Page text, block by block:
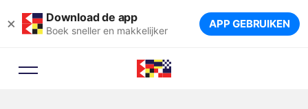
× Download de app
Boek sneller en makkelijker APP GEBRUIKEN